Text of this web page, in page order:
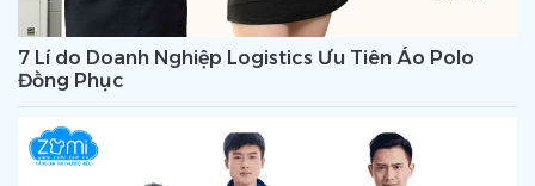
7 Lí do Doanh Nghiệp Logistics Ưu Tiên Áo Polo
Đồng Phục